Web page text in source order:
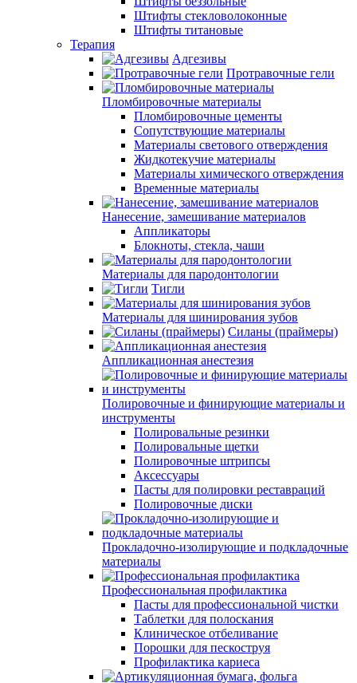
Штифты стекловолоконные
Штифты титановые
Терапия
Адгезивы
Протравочные гели
Пломбировочные материалы
Пломбировочные цементы
Сопутствующие материалы
Материалы светового отверждения
Жидкотекучие материалы
Материалы химического отверждения
Временные материалы
Нанесение, замешивание материалов
Аппликаторы
Блокноты, стекла, чаши
Материалы для пародонтологии
Тигли
Материалы для шинирования зубов
Силаны (праймеры)
Аппликационная анестезия
Полировочные и финирующие материалы и
инструменты
Полировальные резинки
Полировальные щетки
Полировочные штрипсы
Аксессуары
Пасты для полировки реставраций
Полировочные диски
Прокладочно-изолирующие и подкладочные
материалы
Профессиональная профилактика
Пасты для профессиональной чистки
Таблетки для полоскания
Клиническое отбеливание
Порошки для пескоструя
Профилактика кариеса